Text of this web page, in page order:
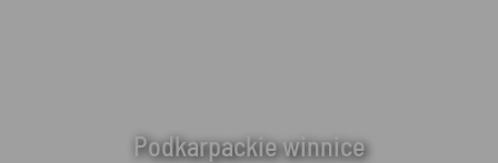
Podkarpackie winnice